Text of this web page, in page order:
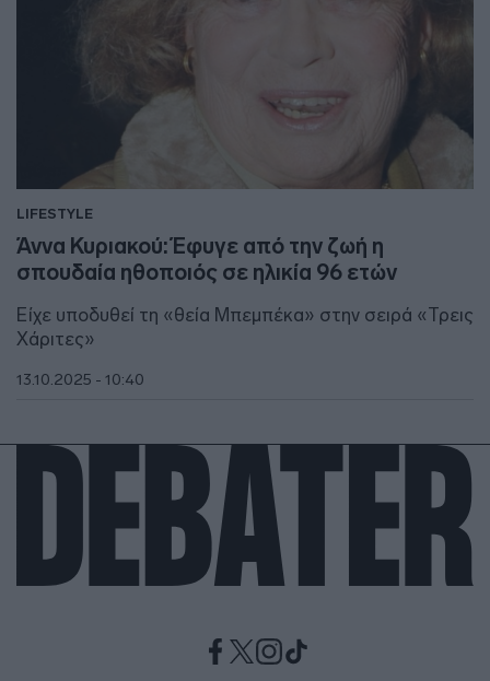
LIFESTYLE
Άννα Κυριακού: Έφυγε από την ζωή η
σπουδαία ηθοποιός σε ηλικία 96 ετών
Είχε υποδυθεί τη «θεία Μπεμπέκα» στην σειρά «Τρεις
Χάριτες»
13.10.2025 - 10:40